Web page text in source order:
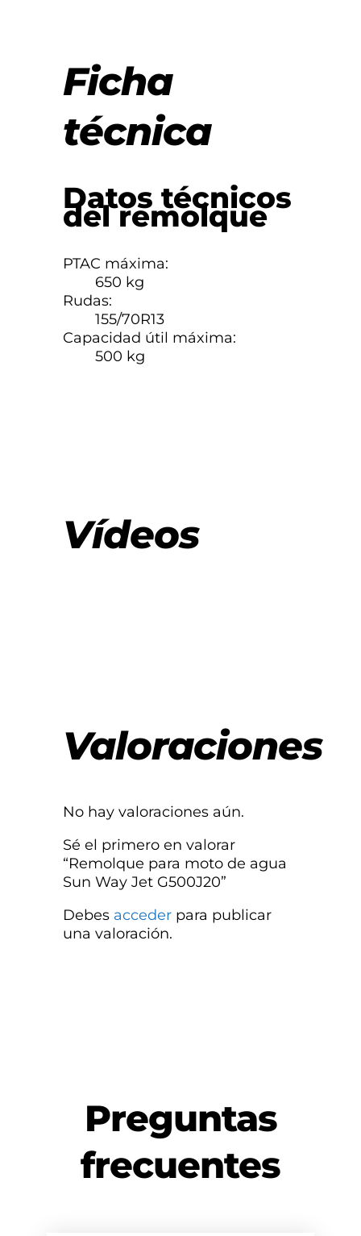
Ficha
técnica
Datos técnicos
del remolque
PTAC máxima:
650 kg
Rudas:
155/70R13
Capacidad útil máxima:
500 kg
Vídeos
Valoraciones
No hay valoraciones aún.
Sé el primero en valorar
“Remolque para moto de agua
Sun Way Jet G500J20”
Debes acceder para publicar
una valoración.
Preguntas
frecuentes